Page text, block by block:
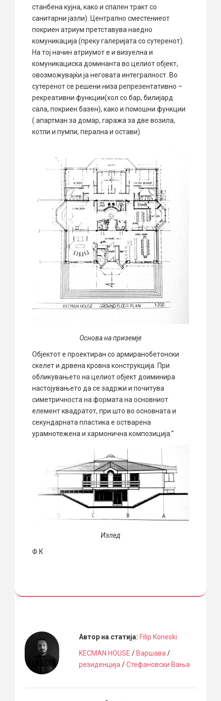
станбена кујна, како и спален тракт со
санитарни јазли). Централно сместениеот
покриен атриум претставува наедно
комуникација (преку галеријата со сутеренот).
На тој начин атриумот е и визуелна и
комуникациска доминанта во целиот објект,
овозможувајќи ја неговата интегралност. Во
сутеренот се решени низа репрезентативно –
рекреативни функции(хол со бар, билијард
сала, покриен базен), како и помошни функции
( апартман за домар, гаража за две возила,
котли и пумпи, перална и остави).
Основа на приземје
Објектот е проектиран со армиранобетонски
скелет и дрвена кровна конструкција. При
обликувањето на целиот објект доиминира
настојувањето да се задржи и почитува
симетричноста на формата на основниот
елемент квадратот, при што во основната и
секундарната пластика е остварена
урамнотежена и хармонична композиција.“
Излед
Ф.К
Автор на статија: Filip Koneski
KECMAN HOUSE / Варшава /
резиденција /Стефановски Вања